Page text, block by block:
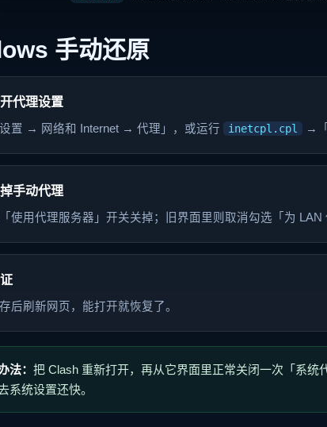
手动还原
代理设置
设置 → 网络和 Internet → 代理」，或运行 inetcpl.cpl →
手动代理
使用代理服务器」开关关掉；旧界面里则取消勾选「为 LAN
后刷新网页，能打开就恢复了。
法： 把 Clash 重新打开，再从它界面里正常关闭一次「系
系统设置还快。